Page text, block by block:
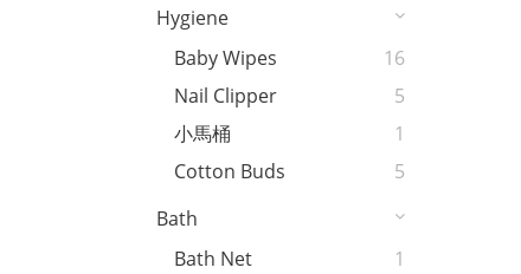
Hygiene
Baby Wipes
16
Nail Clipper
5
小馬桶
1
Cotton Buds
5
Bath
Bath Net
1